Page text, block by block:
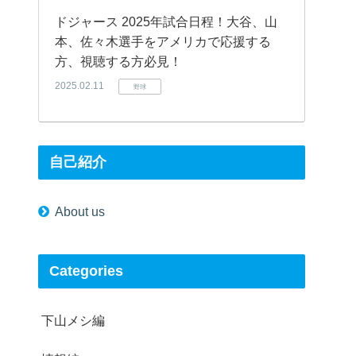
ドジャース 2025年試合日程！大谷、山
本、佐々木選手をアメリカで応援する
方、視聴する方必見！
2025.02.11 野球
自己紹介
About us
Categories
下山メシ編